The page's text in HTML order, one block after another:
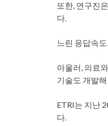
또한, 연구진
다.
느린 응답속
아울러, 의료
기술도 개발
ETRI는 지난
다.